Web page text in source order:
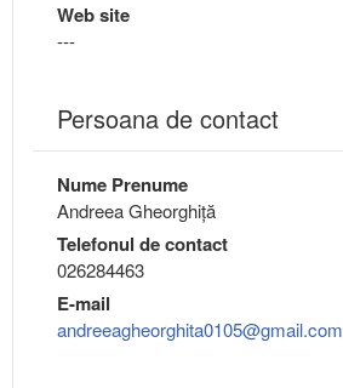
Web site
---
Persoana de contact
Nume Prenume
Andreea Gheorghiță
Telefonul de contact
026284463
E-mail
andreeagheorghita0105@gmail.com